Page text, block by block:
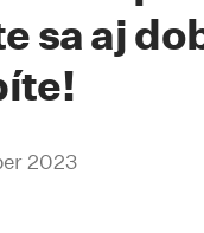
sa aj
2023